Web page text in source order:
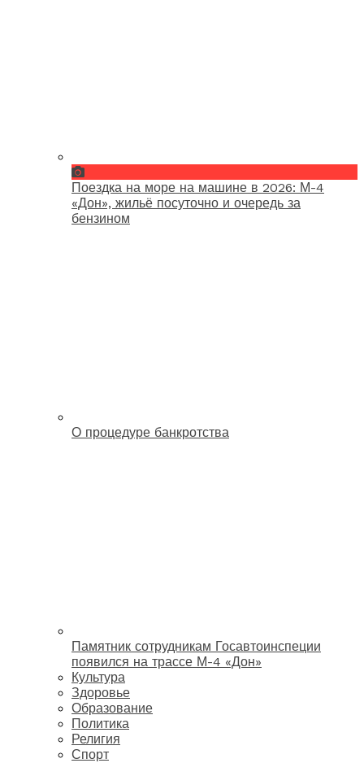
Поездка на море на машине в 2026: М-4
«Дон», жильё посуточно и очередь за
бензином
О процедуре банкротства
Памятник сотрудникам Госавтоинспеции
появился на трассе М-4 «Дон»
Культура
Здоровье
Образование
Политика
Религия
Спорт